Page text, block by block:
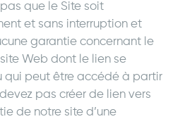
que le Site soit
et sans interruption et
garantie concernant le
Web dont le lien se
qui peut être accédé à partir
pas créer de lien vers
de notre site d’une